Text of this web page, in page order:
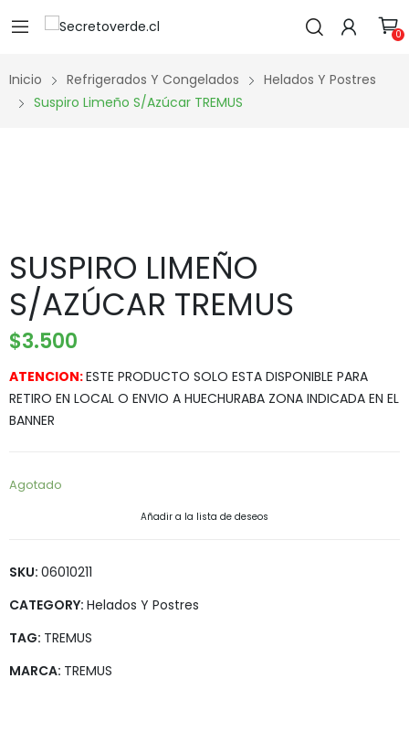
0
Inicio Refrigerados Y Congelados
Helados Y Postres
Suspiro Limeño S/azúcar TREMUS
SUSPIRO LIMEÑO
S/AZÚCAR TREMUS
$3.500
ATENCION:ESTE PRODUCTO SOLO ESTA DISPONIBLE PARA
RETIRO EN LOCAL O ENVIO A HUECHURABA ZONA INDICADA EN EL
BANNER
Agotado
Añadir a la lista de deseos
SKU: 06010211
CATEGORY: Helados Y Postres
TAG: TREMUS
MARCA: TREMUS